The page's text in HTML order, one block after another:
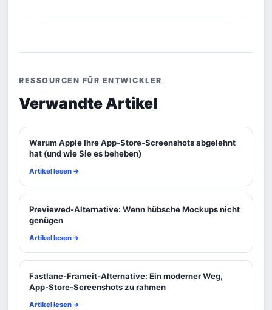
RESSOURCEN FÜR ENTWICKLER
Verwandte Artikel
Warum Apple Ihre App-Store-Screenshots abgelehnt
hat (und wie Sie es beheben)
Artikel lesen →
Previewed-Alternative: Wenn hübsche Mockups nicht
genügen
Artikel lesen →
Fastlane-Frameit-Alternative: Ein moderner Weg,
App-Store-Screenshots zu rahmen
Artikel lesen →